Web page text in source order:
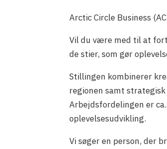
Arctic Circle Business
Vil du være med til at
de stier, som gør
Stillingen kombinerer
regionen samt
Arbejdsfordelingen er
oplevelsesudvikling.
Vi søger en person, der